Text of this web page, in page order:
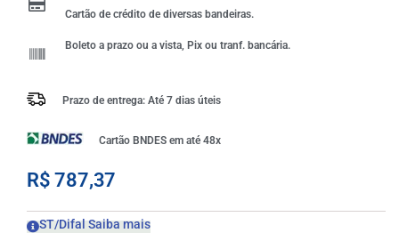
Cartão de crédito de diversas bandeiras.
Boleto a prazo ou a vista, Pix ou tranf. bancária.
Prazo de entrega: Até 7 dias úteis
Cartão BNDES em até 48x
R$ 787,37
ST/Difal Saiba mais